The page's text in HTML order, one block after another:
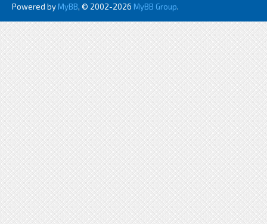
Powered by MyBB, © 2002-2026 MyBB Group.